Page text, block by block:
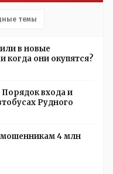
темы
в новые
когда они окупятся?
Порядок входа и
Рудного
мошенникам 4 млн